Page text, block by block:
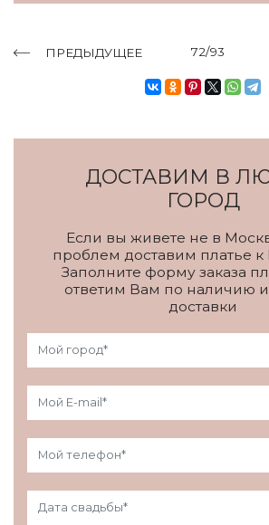
ПРЕДЫДУЩЕЕ 72/93
ДОСТАВИМ В
ГОРОД
Если вы живете не в
проблем доставим платье
Заполните форму заказа
ответим Вам по наличию
доставки